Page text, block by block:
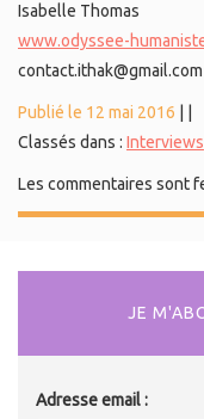
Isabelle Thomas
www.odyssee-
contact.ithak@gmail.com
Publié le 12 mai 2016
Classés dans : Interviews
Les commentaires sont
JE
Adresse email :